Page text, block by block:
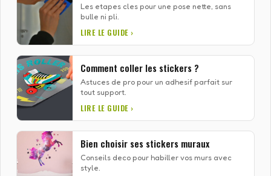
Les etapes cles pour une pose nette, sans
bulle ni pli.
LIRE LE GUIDE ›
Comment coller les stickers ?
Astuces de pro pour un adhesif parfait sur
tout support.
LIRE LE GUIDE ›
Bien choisir ses stickers muraux
Conseils deco pour habiller vos murs avec
style.